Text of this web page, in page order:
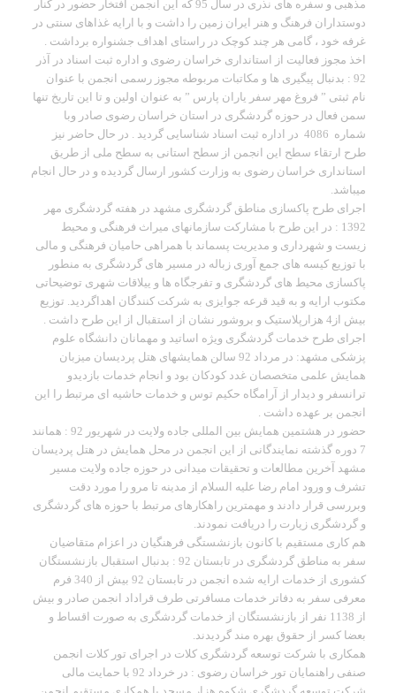
مذهبی و سفره های نذری در سال 95 که این انجمن افتخار حضور در کنار
دوستداران فرهنگ و هنر ایران زمین را داشت و با ارایه غذاهای سنتی در
غرفه خود ، گامی هر چند کوچک در راستای اهداف جشنواره برداشت .
اخذ مجوز فعالیت از استانداری خراسان رضوی و اداره ثبت اسناد در آذر
92 : بدنبال پیگیری ها و مکاتبات مربوطه مجوز رسمی انجمن با عنوان
نام ثبتی ” فروغ مهر سفر یاران پارس ” به عنوان اولین و تا این تاریخ تنها
سمن فعال در حوزه گردشگری در استان خراسان رضوی صادر وبا
شماره 4086 در اداره ثبت اسناد شناسایی گردید . در حال حاضر نیز
طرح ارتقاء سطح این انجمن از سطح استانی به سطح ملی از طریق
استانداری خراسان رضوی به وزارت کشور ارسال گردیده و در حال انجام
میباشد.
اجرای طرح پاکسازی مناطق گردشگری مشهد در هفته گردشگری مهر
1392 : در این طرح با مشارکت سازمانهای میراث فرهنگی و محیط
زیست و شهرداری و مدیریت پسماند با همراهی حامیان فرهنگی و مالی
با توزیع کیسه های جمع آوری زباله در مسیر های گردشگری به منطور
پاکسازی محیط های گردشگری و تفرجگاه ها و ییلاقات شهری توضیحاتی
مکتوب ارایه و به قید قرعه جوایزی به شرکت کنندگان اهداگردید. توزیع
بیش از4 هزارپلاستیک و بروشور نشان از استقبال از این طرح داشت .
اجرای طرح خدمات گردشگری ویژه اساتید و مهمانان دانشگاه علوم
پزشکی مشهد: در مرداد 92 سالن همایشهای هتل پردیسان میزبان
همایش علمی متخصصان غدد کودکان بود و انجام خدمات بازدیدو
ترانسفر و دیدار از آرامگاه حکیم توس و خدمات حاشیه ای مرتبط را این
انجمن بر عهده داشت .
حضور در هشتمین همایش بین المللی جاده ولایت در شهریور 92 : همانند
7 دوره گذشته نمایندگانی از این انجمن در محل همایش در هتل پردیسان
مشهد آخرین مطالعات و تحقیقات میدانی در حوزه جاده ولایت مسیر
تشرف و ورود امام رضا علیه السلام از مدینه تا مرو را مورد دقت
وبررسی قرار دادند و مهمترین راهکارهای مرتبط با حوزه های گردشگری
و گردشگری زیارت را دریافت نمودند.
هم کاری مستقیم با کانون بازنشستگی فرهنگیان در اعزام متقاضیان
سفر به مناطق گردشگری در تابستان 92 : بدنبال استقبال بازنشستگان
کشوری از خدمات ارایه شده انجمن در تابستان 92 بیش از 340 فرم
معرفی سفر به دفاتر خدمات مسافرتی طرف قراداد انجمن صادر و بیش
از 1138 نفر از بازنشستگان از خدمات گردشگری به صورت اقساط و
بعضا کسر از حقوق بهره مند گردیدند.
همکاری با شرکت توسعه گردشگری کلات در اجرای تور کلات انجمن
صنفی راهنمایان تور خراسان رضوی : در خرداد 92 با حمایت مالی